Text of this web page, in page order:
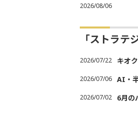
2026/08/06
「ストラテ
2026/07/22 キオ
2026/07/06 AI・
2026/07/02 6月の